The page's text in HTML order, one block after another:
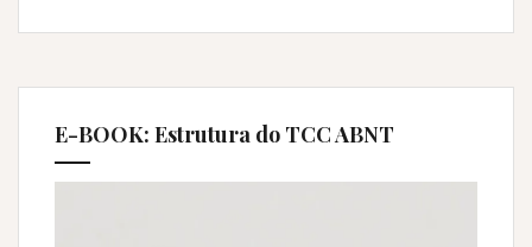
E-BOOK: Estrutura do TCC ABNT